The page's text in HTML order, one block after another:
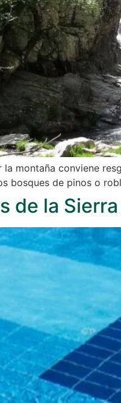
montaña conviene
bosques de pinos o
de la